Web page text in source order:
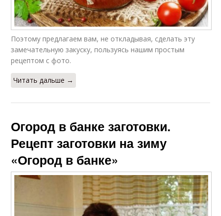
Поэтому предлагаем вам, не откладывая, сделать эту
замечательную закуску, пользуясь нашим простым
рецептом с фото.
Читать дальше →
Огород в банке заготовки.
Рецепт заготовки на зиму
«Огород в банке»